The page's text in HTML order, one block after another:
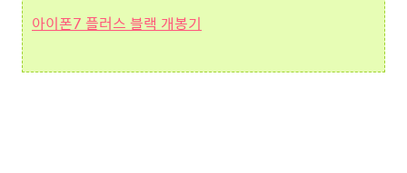
아이폰7 플러스 블랙 개봉기